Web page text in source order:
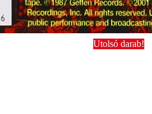
Utolsó darab!